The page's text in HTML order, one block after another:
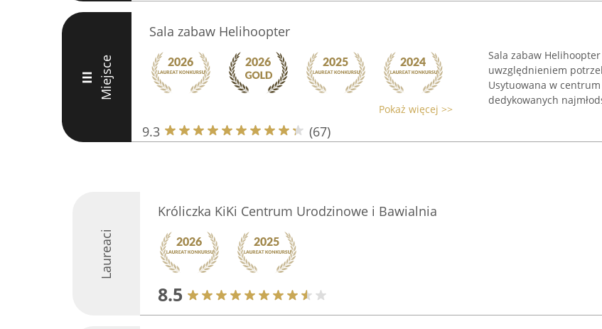
III Miejsce
Sala zabaw Helihoopter
Pokaż więcej >>
9.3 (67)
Sala zabaw
uwzględnieniem
Usytuowana w
dedykowanych
Laureaci
Króliczka KiKi Centrum Urodzinowe i Bawialnia
8.5